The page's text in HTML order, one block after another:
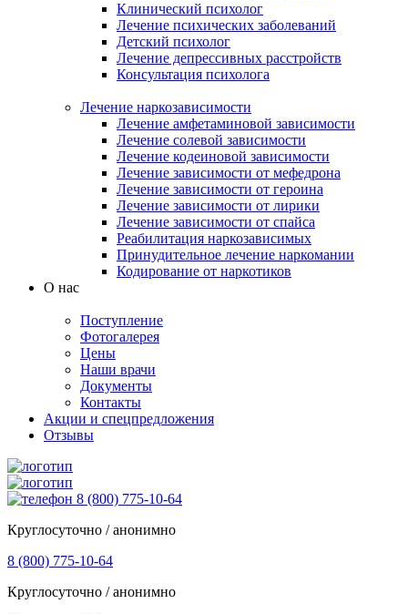
Клинический психолог
Лечение психических заболеваний
Детский психолог
Лечение депрессивных расстройств
Консультация психолога
Лечение наркозависимости
Лечение амфетаминовой зависимости
Лечение солевой зависимости
Лечение кодеиновой зависимости
Лечение зависимости от мефедрона
Лечение зависимости от героина
Лечение зависимости от лирики
Лечение зависимости от спайса
Реабилитация наркозависимых
Принудительное лечение наркомании
Кодирование от наркотиков
О нас
Поступление
Фотогалерея
Цены
Наши врачи
Документы
Контакты
Акции и спецпредложения
Отзывы
8 (800) 775-10-64
Круглосуточно / анонимно
8 (800) 775-10-64
Круглосуточно / анонимно